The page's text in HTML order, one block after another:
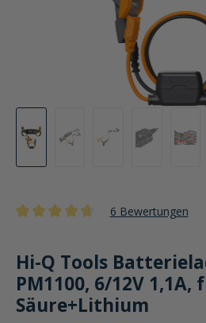
6 Bewertungen
Hi-Q Tools
PM1100, 6/12V 1,1A,
Säure+Lithium